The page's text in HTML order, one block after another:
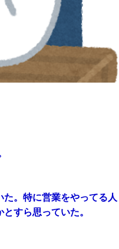
。特に営業をやってる人
すら思っていた。